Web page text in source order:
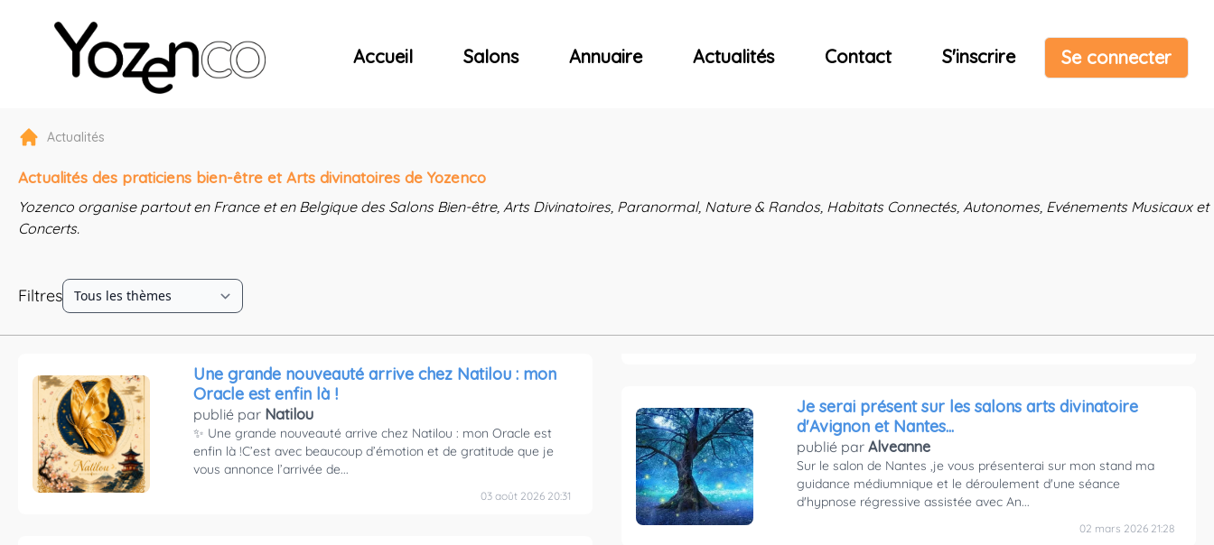
Yozenco - Organisateur de Salons, Evénements et Concerts
Accueil Salons Annuaire Actualités Contact S'inscrire Se connecter
Actualités
Actualités des praticiens bien-être et Arts divinatoires de Yozenco
Yozenco organise partout en France et en Belgique des Salons Bien-être, Arts Divinatoires, Paranormal, Nature & Randos, Habitats Connectés, Autonomes, Evénements Musicaux et
Concerts.
Filtres
Une grande nouveauté arrive chez Natilou : mon
Oracle est enfin là !
publié par Natilou
✨ Une grande nouveauté arrive chez Natilou : mon Oracle est
enfin là !C’est avec beaucoup d’émotion et de gratitude que je
vous annonce l’arrivée de...
03 août 2026 20:31
Je serai présent sur les salons arts divinatoire
d'Avignon et Nantes...
publié par Alveanne
Sur le salon de Nantes ,je vous présenterai sur mon stand ma
guidance médiumnique et le déroulement d'une séance
d'hypnose régressive assistée avec An...
02 mars 2026 21:28